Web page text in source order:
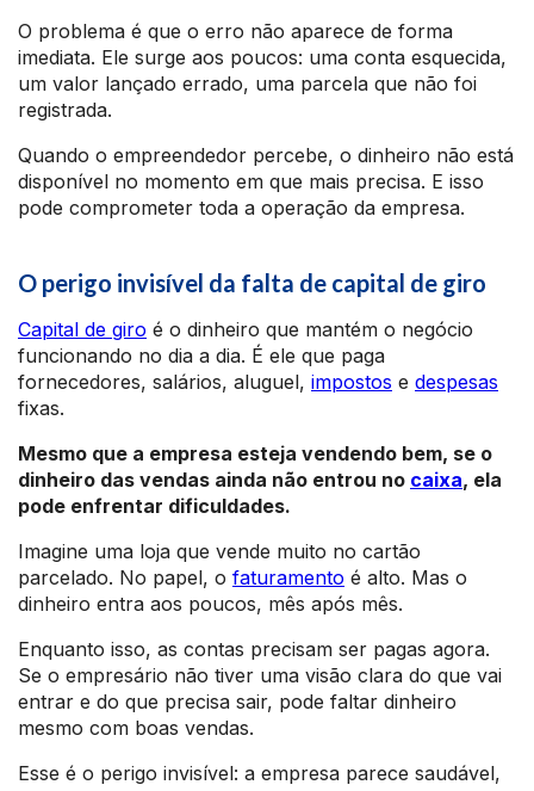
O problema é que o erro não aparece de forma
imediata. Ele surge aos poucos: uma conta esquecida,
um valor lançado errado, uma parcela que não foi
registrada.
Quando o empreendedor percebe, o dinheiro não está
disponível no momento em que mais precisa. E isso
pode comprometer toda a operação da empresa.
O perigo invisível da falta de capital de giro
Capital de giro é o dinheiro que mantém o negócio
funcionando no dia a dia. É ele que paga
fornecedores, salários, aluguel, impostos e despesas
fixas.
Mesmo que a empresa esteja vendendo bem, se o
dinheiro das vendas ainda não entrou no caixa, ela
pode enfrentar dificuldades.
Imagine uma loja que vende muito no cartão
parcelado. No papel, o faturamento é alto. Mas o
dinheiro entra aos poucos, mês após mês.
Enquanto isso, as contas precisam ser pagas agora.
Se o empresário não tiver uma visão clara do que vai
entrar e do que precisa sair, pode faltar dinheiro
mesmo com boas vendas.
Esse é o perigo invisível: a empresa parece saudável,